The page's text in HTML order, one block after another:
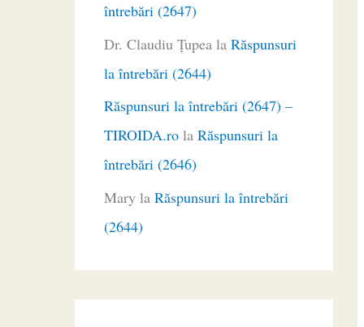
întrebări (2647)
Dr. Claudiu Ţupea la Răspunsuri
la întrebări (2644)
Răspunsuri la întrebări (2647) –
TIROIDA.ro la Răspunsuri la
întrebări (2646)
Mary la Răspunsuri la întrebări
(2644)